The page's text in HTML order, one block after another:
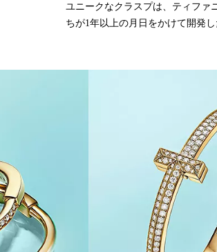
ユニークなクラスプは、ティファ
ちが1年以上の月日をかけて開発し